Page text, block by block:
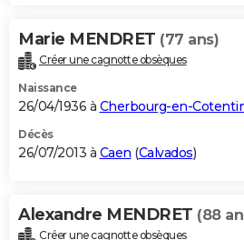
Marie MENDRET (77 ans)
Créer une cagnotte obsèques
Naissance
26/04/1936 à Cherbourg-en-
Décès
26/07/2013 à Caen (Calvados)
Alexandre MENDRET (88
Créer une cagnotte obsèques